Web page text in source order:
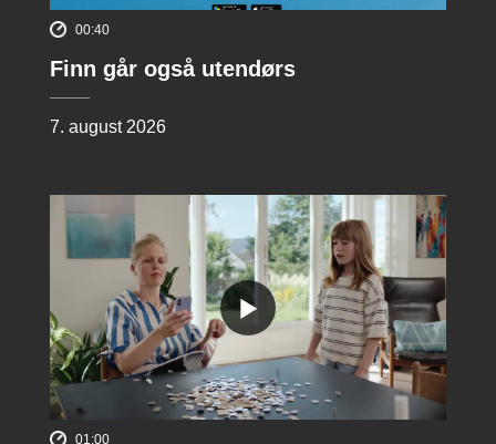
00:40
Finn går også utendørs
7. august 2026
01:00